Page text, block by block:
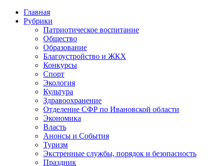
Главная
Рубрики
Патриотическое воспитание
Общество
Образование
Благоустройство и ЖКХ
Конкурсы
Спорт
Экология
Культура
Здравоохранение
Отделение СФР по Ивановской области
Экономика
Власть
Анонсы и События
Туризм
Экстренные службы, порядок и безопасность
Праздник